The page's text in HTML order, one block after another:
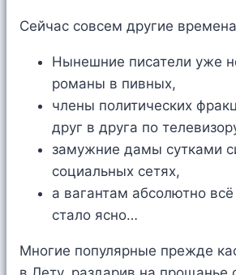
Сейчас совсем другие
Нынешние писатели уже
романы в пивных,
члены политических
друг в друга по
замужние дамы сутками
социальных сетях,
а вагантам абсолютно
стало ясно…
Многие популярные прежде